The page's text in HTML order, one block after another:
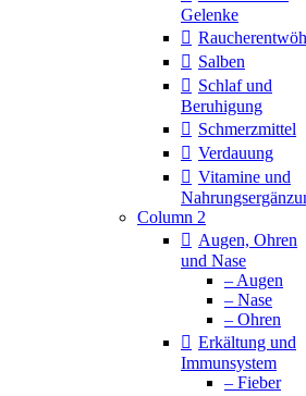
Gelenke
Salben
Schlaf und
Beruhigung
Schmerzmittel
Verdauung
Vitamine und
Column 2
Augen, Ohren
und Nase
– Augen
– Nase
– Ohren
Erkältung und
Immunsystem
– Fieber